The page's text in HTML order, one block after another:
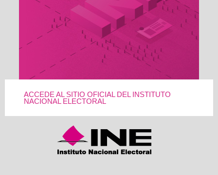
ACCEDE AL SITIO OFICIAL DEL INSTITUTO
NACIONAL ELECTORAL